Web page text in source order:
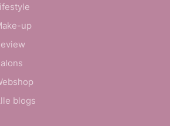
up
blogs